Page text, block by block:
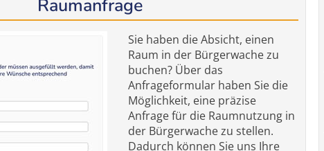
Raumanfrage
Sie haben die Absicht, einen
Raum in der Bürgerwache zu
buchen? Über das
Anfrageformular haben Sie die
Möglichkeit, eine präzise
Anfrage für die Raumnutzung in
der Bürgerwache zu stellen.
Dadurch können Sie uns Ihre